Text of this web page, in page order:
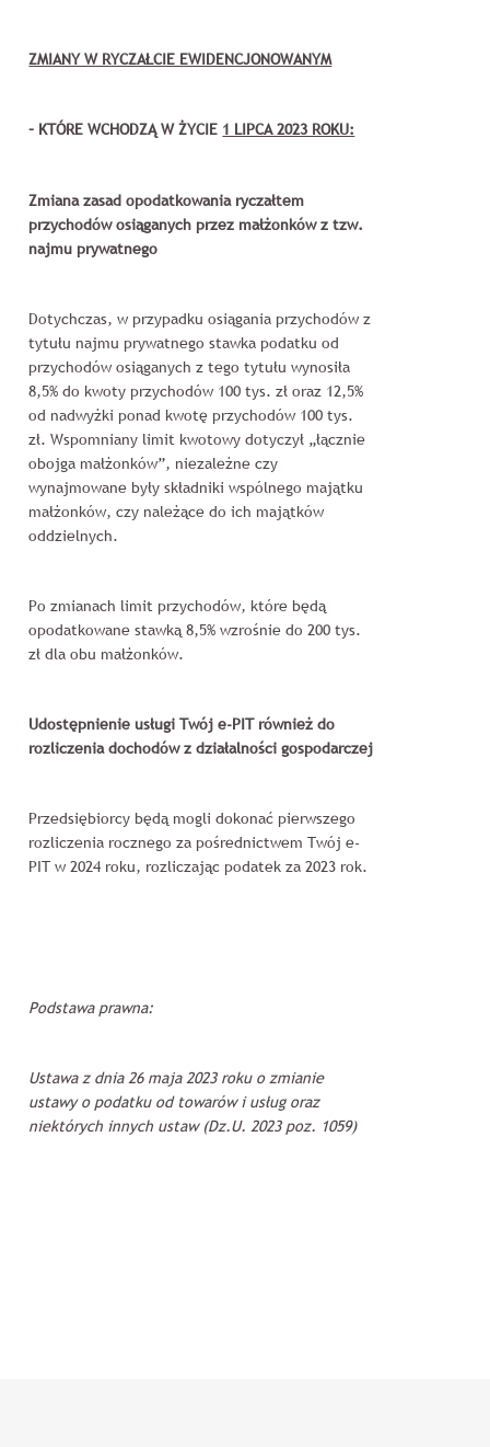
ZMIANY W RYCZAŁCIE EWIDENCJONOWANYM
– KTÓRE WCHODZĄ W ŻYCIE 1 LIPCA 2023 ROKU:
Zmiana zasad opodatkowania ryczałtem
przychodów osiąganych przez małżonków z tzw.
najmu prywatnego
Dotychczas, w przypadku osiągania przychodów z
tytułu najmu prywatnego stawka podatku od
przychodów osiąganych z tego tytułu wynosiła
8,5% do kwoty przychodów 100 tys. zł oraz 12,5%
od nadwyżki ponad kwotę przychodów 100 tys.
zł. Wspomniany limit kwotowy dotyczył „łącznie
obojga małżonków”, niezależne czy
wynajmowane były składniki wspólnego majątku
małżonków, czy należące do ich majątków
oddzielnych.
Po zmianach limit przychodów, które będą
opodatkowane stawką 8,5% wzrośnie do 200 tys.
zł dla obu małżonków.
Udostępnienie usługi Twój e-PIT również do
rozliczenia dochodów z działalności gospodarczej
Przedsiębiorcy będą mogli dokonać pierwszego
rozliczenia rocznego za pośrednictwem Twój e-
PIT w 2024 roku, rozliczając podatek za 2023 rok.
Podstawa prawna:
Ustawa z dnia 26 maja 2023 roku o zmianie
ustawy o podatku od towarów i usług oraz
niektórych innych ustaw (Dz.U. 2023 poz. 1059)